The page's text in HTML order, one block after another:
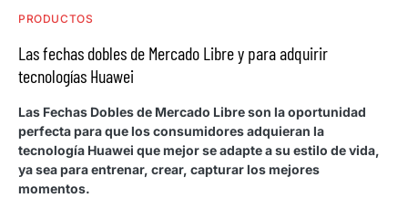
PRODUCTOS
Las fechas dobles de Mercado Libre y para adquirir
tecnologías Huawei
Las Fechas Dobles de Mercado Libre son la oportunidad
perfecta para que los consumidores adquieran la
tecnología Huawei que mejor se adapte a su estilo de vida,
ya sea para entrenar, crear, capturar los mejores
momentos.